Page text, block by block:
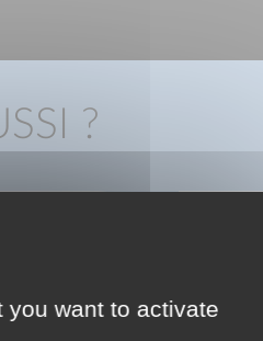
?
want to activate